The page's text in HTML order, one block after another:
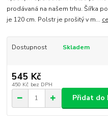
prodávaná na našem trhu. Šířka
je 120 cm. Polstr je prošitý v m...
Dostupnost Skladem
545 Kč
450 Kč bez DPH
Přidat do